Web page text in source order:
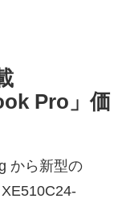
Pro」価
から新型の